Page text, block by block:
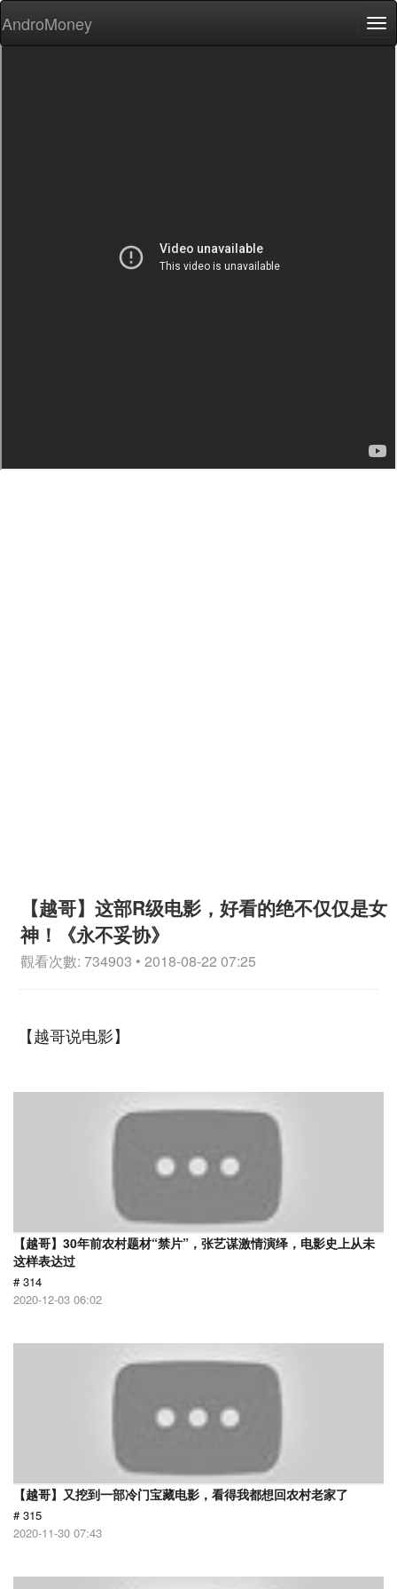
AndroMoney
【越哥】这部R级电影，好看的绝不仅仅是女
神！《永不妥协》
觀看次數: 734903 • 2018-08-22 07:25
【越哥说电影】
【越哥】30年前农村题材“禁片”，张艺谋激情演绎，电影史上从未
这样表达过
# 314
2020-12-03 06:02
【越哥】又挖到一部冷门宝藏电影，看得我都想回农村老家了
# 315
2020-11-30 07:43